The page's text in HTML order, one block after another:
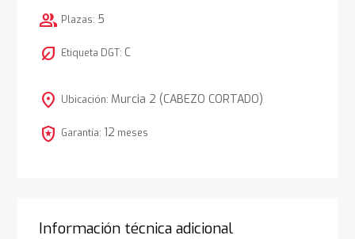
group Plazas: 5
nest_eco_leaf Etiqueta DGT: C
location_on Ubicación: Murcia 2 (CABEZO CORTADO)
local_police Garantía: 12 meses
Información técnica adicional